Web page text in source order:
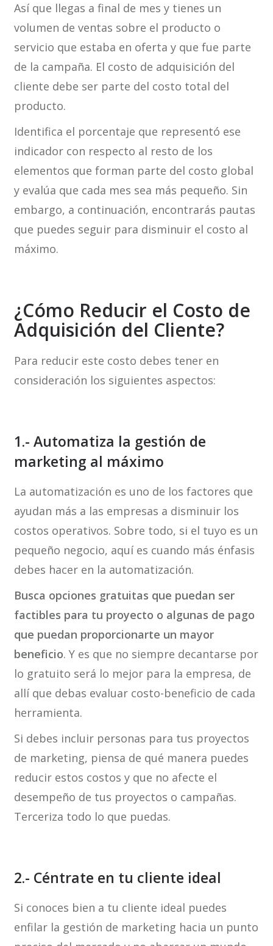
Así que llegas a final de mes y tienes un
volumen de ventas sobre el producto o
servicio que estaba en oferta y que fue parte
de la campaña. El costo de adquisición del
cliente debe ser parte del costo total del
producto.
Identifica el porcentaje que representó ese
indicador con respecto al resto de los
elementos que forman parte del costo global
y evalúa que cada mes sea más pequeño. Sin
embargo, a continuación, encontrarás pautas
que puedes seguir para disminuir el costo al
máximo.
¿Cómo Reducir el Costo de
Adquisición del Cliente?
Para reducir este costo debes tener en
consideración los siguientes aspectos:
1.- Automatiza la gestión de
marketing al máximo
La automatización es uno de los factores que
ayudan más a las empresas a disminuir los
costos operativos. Sobre todo, si el tuyo es un
pequeño negocio, aquí es cuando más énfasis
debes hacer en la automatización.
Busca opciones gratuitas que puedan ser
factibles para tu proyecto o algunas de pago
que puedan proporcionarte un mayor
beneficio. Y es que no siempre decantarse por
lo gratuito será lo mejor para la empresa, de
allí que debas evaluar costo-beneficio de cada
herramienta.
Si debes incluir personas para tus proyectos
de marketing, piensa de qué manera puedes
reducir estos costos y que no afecte el
desempeño de tus proyectos o campañas.
Terceriza todo lo que puedas.
2.- Céntrate en tu cliente ideal
Si conoces bien a tu cliente ideal puedes
enfilar la gestión de marketing hacia un punto